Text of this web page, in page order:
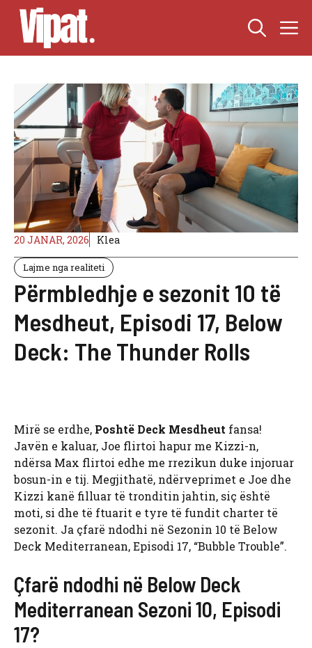
Skip
content
20 JANAR, 2026 Klea
Lajme nga realiteti
Përmbledhje e sezonit 10 të
Mesdheut, Episodi 17, Below
Deck: The Thunder Rolls
Mirë se erdhe, Poshtë Deck Mesdheut fansa!
Javën e kaluar, Joe flirtoi hapur me Kizzi-n,
ndërsa Max flirtoi edhe me rrezikun duke injoruar
bosun-in e tij. Megjithatë, ndërveprimet e Joe dhe
Kizzi kanë filluar të tronditin jahtin, siç është
moti, si dhe të ftuarit e tyre të fundit charter të
sezonit. Ja çfarë ndodhi në Sezonin 10 të Below
Deck Mediterranean, Episodi 17, “Bubble Trouble”.
Çfarë ndodhi në Below Deck
Mediterranean Sezoni 10, Episodi
17?